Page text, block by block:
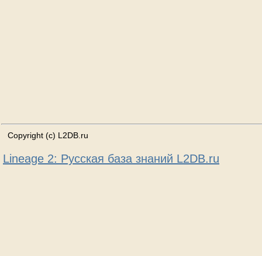
Copyright (c) L2DB.ru
Lineage 2: Русская база знаний L2DB.ru